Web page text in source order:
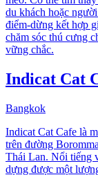
du khách hoặc
điểm-dừng kết hợp
chăm sóc thú cưng
vững chắc.
Indicat Cat
Bangkok
Indicat Cat Cafe là
trên đường
Thái Lan. Nổi tiếng
dựng được một